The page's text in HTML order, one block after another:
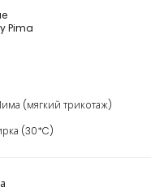
Pima
(мягкий трикотаж)
(30*C)